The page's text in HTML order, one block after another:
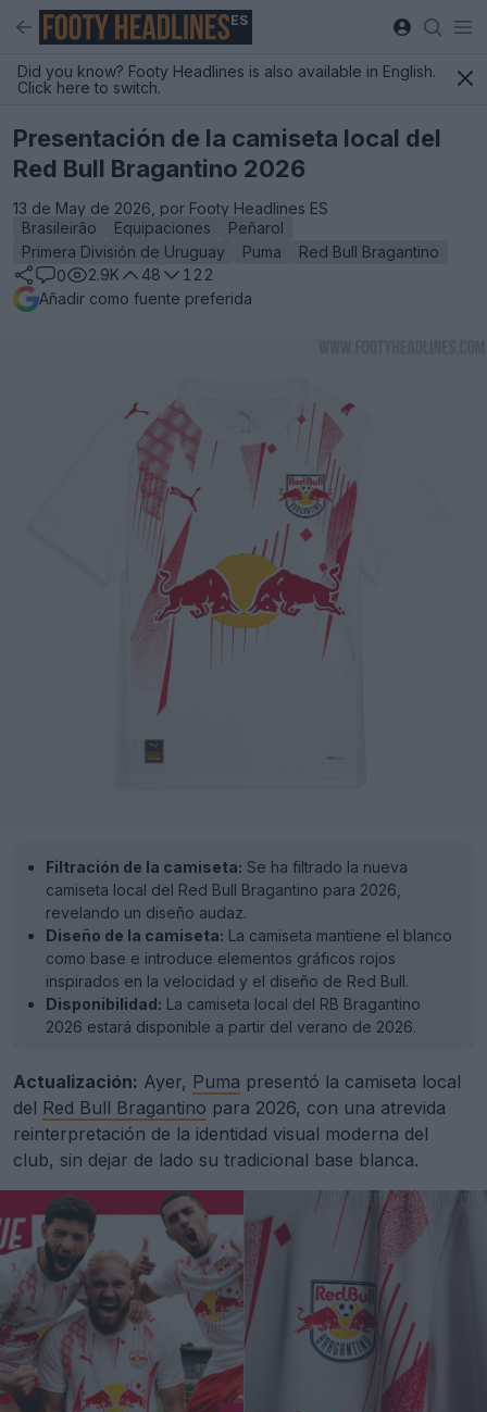
ES
Did you know? Footy Headlines is also available in English.
Click here to switch.
Presentación de la camiseta local del
Red Bull Bragantino 2026
13 de May de 2026, por Footy Headlines ES
Brasileirão
Equipaciones
Peñarol
Primera División de Uruguay
Puma
Red Bull Bragantino
0
2.9K 48
122
Añadir como fuente preferida
Filtración de la camiseta: Se ha filtrado la nueva
camiseta local del Red Bull Bragantino para 2026,
revelando un diseño audaz.
Diseño de la camiseta: La camiseta mantiene el blanco
como base e introduce elementos gráficos rojos
inspirados en la velocidad y el diseño de Red Bull.
Disponibilidad: La camiseta local del RB Bragantino
2026 estará disponible a partir del verano de 2026.
Actualización: Ayer, Puma presentó la camiseta local
del Red Bull Bragantino para 2026, con una atrevida
reinterpretación de la identidad visual moderna del
club, sin dejar de lado su tradicional base blanca.